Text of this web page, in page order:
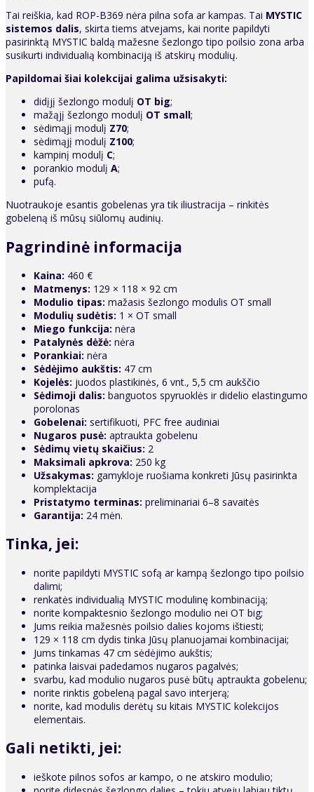
Tai reiškia, kad ROP-B369 nėra pilna sofa ar kampas. Tai MYSTIC
sistemos dalis, skirta tiems atvejams, kai norite papildyti
pasirinktą MYSTIC baldą mažesne šezlongo tipo poilsio zona arba
susikurti individualią kombinaciją iš atskirų modulių.
Papildomai šiai kolekcijai galima užsisakyti:
didįjį šezlongo modulį OT big;
mažąjį šezlongo modulį OT small;
sėdimąjį modulį Z70;
sėdimąjį modulį Z100;
kampinį modulį C;
porankio modulį A;
pufą.
Nuotraukoje esantis gobelenas yra tik iliustracija – rinkitės
gobeleną iš mūsų siūlomų audinių.
Pagrindinė informacija
Kaina: 460 €
Matmenys: 129 × 118 × 92 cm
Modulio tipas: mažasis šezlongo modulis OT small
Modulių sudėtis: 1 × OT small
Miego funkcija: nėra
Patalynės dėžė: nėra
Porankiai: nėra
Sėdėjimo aukštis: 47 cm
Kojelės: juodos plastikinės, 6 vnt., 5,5 cm aukščio
Sėdimoji dalis: banguotos spyruoklės ir didelio elastingumo
porolonas
Gobelenai: sertifikuoti, PFC free audiniai
Nugaros pusė: aptraukta gobelenu
Sėdimų vietų skaičius: 2
Maksimali apkrova: 250 kg
Užsakymas: gamykloje ruošiama konkreti Jūsų pasirinkta
komplektacija
Pristatymo terminas: preliminariai 6–8 savaitės
Garantija: 24 mėn.
Tinka, jei:
norite papildyti MYSTIC sofą ar kampą šezlongo tipo poilsio
dalimi;
renkatės individualią MYSTIC modulinę kombinaciją;
norite kompaktesnio šezlongo modulio nei OT big;
Jums reikia mažesnės poilsio dalies kojoms ištiesti;
129 × 118 cm dydis tinka Jūsų planuojamai kombinacijai;
Jums tinkamas 47 cm sėdėjimo aukštis;
patinka laisvai padedamos nugaros pagalvės;
svarbu, kad modulio nugaros pusė būtų aptraukta gobelenu;
norite rinktis gobeleną pagal savo interjerą;
norite, kad modulis derėtų su kitais MYSTIC kolekcijos
elementais.
Gali netikti, jei:
ieškote pilnos sofos ar kampo, o ne atskiro modulio;